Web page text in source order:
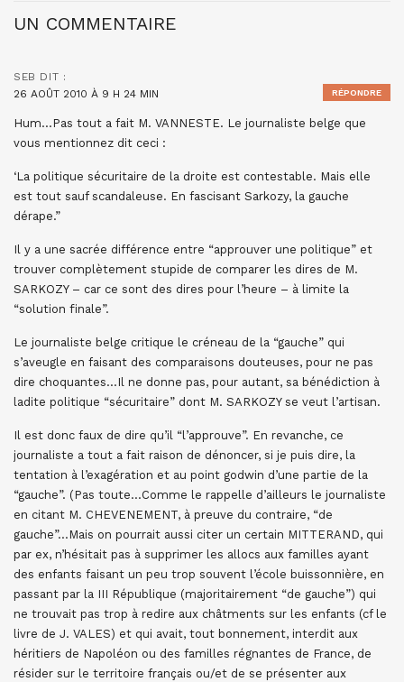
UN COMMENTAIRE
SEB DIT :
26 AOÛT 2010 À 9 H 24 MIN
Hum…Pas tout a fait M. VANNESTE. Le journaliste belge que
vous mentionnez dit ceci :
‘La politique sécuritaire de la droite est contestable. Mais elle
est tout sauf scandaleuse. En fascisant Sarkozy, la gauche
dérape.”
Il y a une sacrée différence entre “approuver une politique” et
trouver complètement stupide de comparer les dires de M.
SARKOZY – car ce sont des dires pour l’heure – à limite la
“solution finale”.
Le journaliste belge critique le créneau de la “gauche” qui
s’aveugle en faisant des comparaisons douteuses, pour ne pas
dire choquantes…Il ne donne pas, pour autant, sa bénédiction à
ladite politique “sécuritaire” dont M. SARKOZY se veut l’artisan.
Il est donc faux de dire qu’il “l’approuve”. En revanche, ce
journaliste a tout a fait raison de dénoncer, si je puis dire, la
tentation à l’exagération et au point godwin d’une partie de la
“gauche”. (Pas toute…Comme le rappelle d’ailleurs le journaliste
en citant M. CHEVENEMENT, à preuve du contraire, “de
gauche”…Mais on pourrait aussi citer un certain MITTERAND, qui
par ex, n’hésitait pas à supprimer les allocs aux familles ayant
des enfants faisant un peu trop souvent l’école buissonnière, en
passant par la III République (majoritairement “de gauche”) qui
ne trouvait pas trop à redire aux châtments sur les enfants (cf le
livre de J. VALES) et qui avait, tout bonnement, interdit aux
héritiers de Napoléon ou des familles régnantes de France, de
résider sur le territoire français ou/et de se présenter aux
RÉPONDRE